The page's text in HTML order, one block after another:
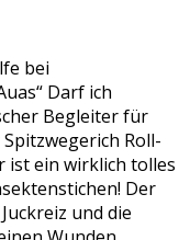
bei
Darf ich
Begleiter für
Roll-
ist ein wirklich tolles
Der
und die